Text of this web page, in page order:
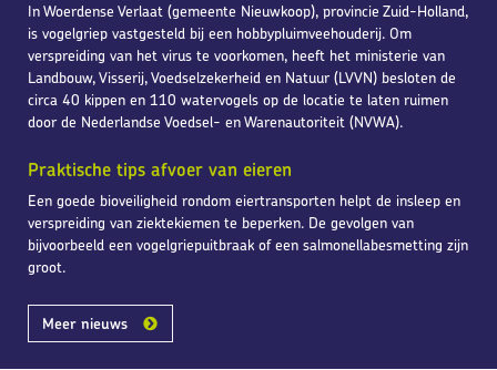
In Woerdense Verlaat (gemeente Nieuwkoop), provincie Zuid-Holland,
is vogelgriep vastgesteld bij een hobbypluimveehouderij. Om
verspreiding van het virus te voorkomen, heeft het ministerie van
Landbouw, Visserij, Voedselzekerheid en Natuur (LVVN) besloten de
circa 40 kippen en 110 watervogels op de locatie te laten ruimen
door de Nederlandse Voedsel- en Warenautoriteit (NVWA).
Praktische tips afvoer van eieren
Een goede bioveiligheid rondom eiertransporten helpt de insleep en
verspreiding van ziektekiemen te beperken. De gevolgen van
bijvoorbeeld een vogelgriepuitbraak of een salmonellabesmetting zijn
groot.
Meer nieuws